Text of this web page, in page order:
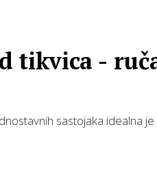
tikvica -
sastojaka idealna je